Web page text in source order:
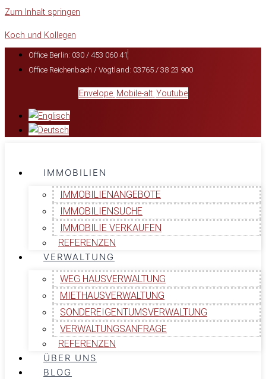
Zum Inhalt springen
Koch und Kollegen
Office Berlin: 030 / 453 060 41
Office Reichenbach / Vogtland: 03765 / 38 23 900
Envelope Mobile-alt Youtube
IMMOBILIEN
IMMOBILIENANGEBOTE
IMMOBILIENSUCHE
IMMOBILIE VERKAUFEN
REFERENZEN
VERWALTUNG
WEG HAUSVERWALTUNG
MIETHAUSVERWALTUNG
SONDEREIGENTUMSVERWALTUNG
VERWALTUNGSANFRAGE
REFERENZEN
ÜBER UNS
BLOG